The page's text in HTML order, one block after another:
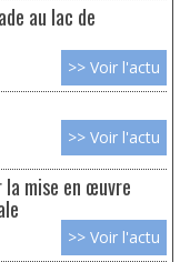
au lac de
>> Voir l'actu
>> Voir l'actu
mise en œuvre
>> Voir l'actu